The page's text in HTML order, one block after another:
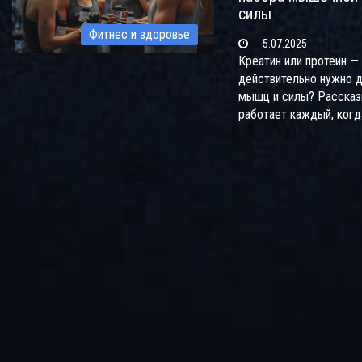
Фитнес и здоровье
силы
5.07.2025
Креатин или протеин —
действительно нужно
мышц и силы?
работает каждый,